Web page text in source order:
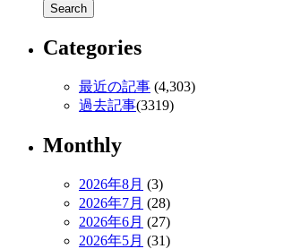
Categories
最近の記事 (4,303)
過去記事(3319)
Monthly
2026年8月 (3)
2026年7月 (28)
2026年6月 (27)
2026年5月 (31)